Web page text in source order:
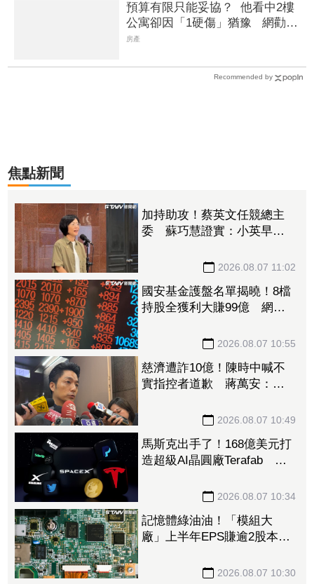
預算有限只能妥協？ 他看中2樓
公寓卻因「1硬傷」猶豫 網勸
退：根本無解
房產
Recommended by
焦點新聞
加持助攻！蔡英文任競總主
委 蘇巧慧證實：小英早已
2026.08.07 11:02
國安基金護盤名單揭曉！8檔
持股全獲利大賺99億 網：
2026.08.07 10:55
慈濟遭詐10億！陳時中喊不
實指控者道歉 蔣萬安：政
2026.08.07 10:49
馬斯克出手了！168億美元打
造超級AI晶圓廠Terafab 自
2026.08.07 10:34
記憶體綠油油！「模組大
廠」上半年EPS賺逾2股本重
恐止步連5紅
2026.08.07 10:30